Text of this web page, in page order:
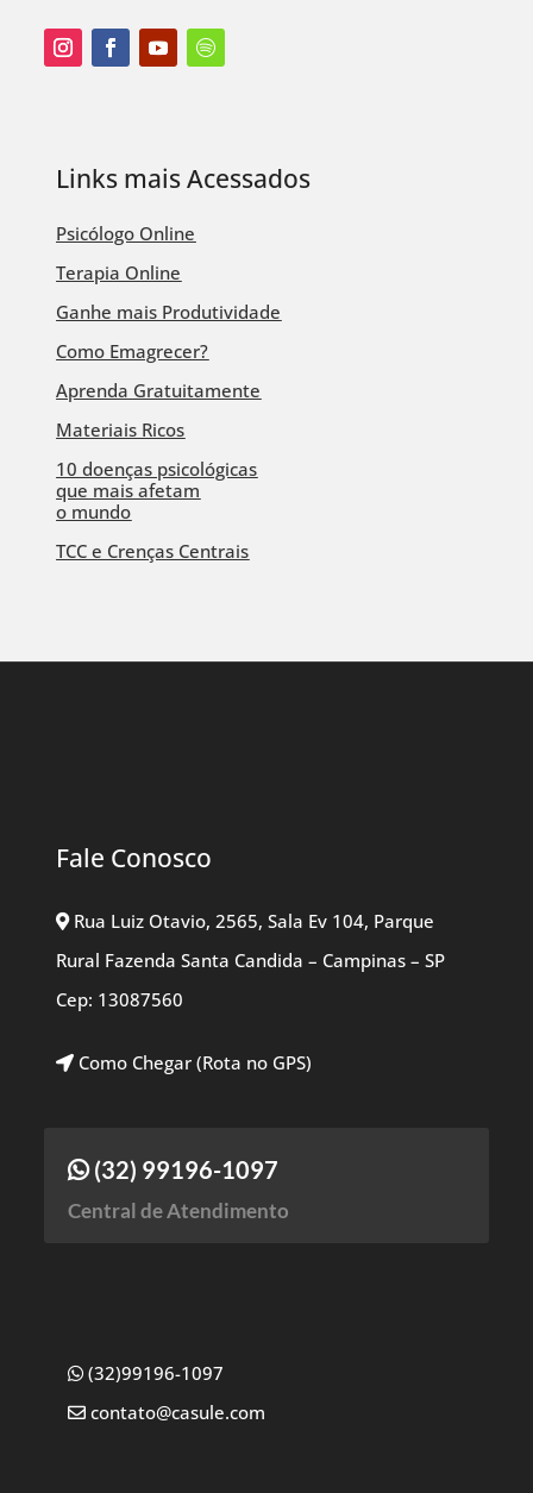
Links mais Acessados
Psicólogo Online
Terapia Online
Ganhe mais Produtividade
Como Emagrecer?
Aprenda Gratuitamente
Materiais Ricos
10 doenças psicológicas
que mais afetam
o mundo
TCC e Crenças Centrais
Fale Conosco
Rua Luiz Otavio, 2565, Sala Ev 104, Parque
Rural Fazenda Santa Candida – Campinas – SP
Cep: 13087560
Como Chegar (Rota no GPS)
(32) 99196-1097
Central de Atendimento
(32)99196-1097
contato@casule.com